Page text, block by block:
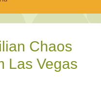
Chaos
Las Vegas